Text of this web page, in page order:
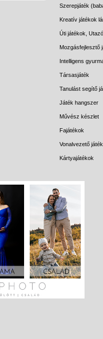
Szerepjáték
Kreatív játékok
Úti játékok,
Mozgásfejlesztő
Intelligens
Társasjáték
Tanulást segítő
Játék hangszer
Művész készlet
Fajátékok
Vonalvezető játék
Kártyajátékok